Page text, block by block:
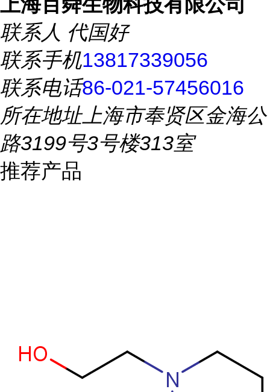
联系人 代国好
联系手机13817339056
联系电话86-021-57456016
所在地址上海市奉贤区金海公
路3199号3号楼313室
推荐产品